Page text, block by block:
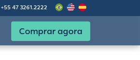
+55 47 3261.2222
Comprar agora